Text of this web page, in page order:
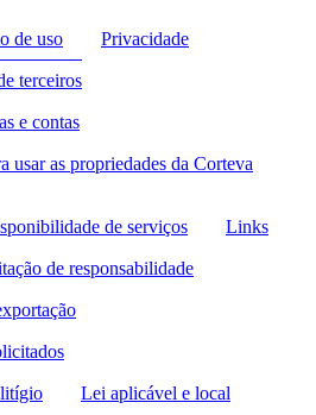
de uso Privacidade
terceiros
e contas
usar as propriedades da Corteva
de serviços Links
de responsabilidade
litígio Lei aplicável e local